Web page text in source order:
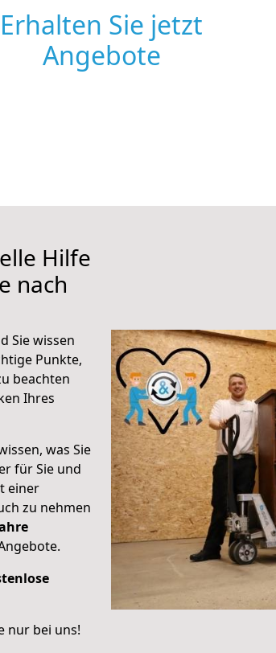
Erhalten Sie jetzt
Angebote
Hilfe
nach
Sie wissen
Punkte,
beachten
Ihres
was Sie
für Sie und
einer
zu nehmen
nur bei uns!